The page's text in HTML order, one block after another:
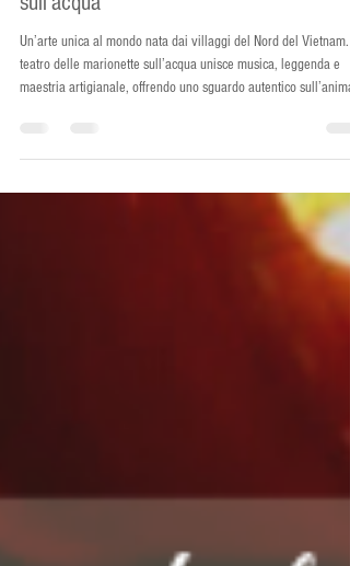
L’anima della cultura vietnamita che
sull’acqua
Un’arte unica al mondo nata dai villaggi del Nord del Vietnam. Il
del popolo vietnamita.